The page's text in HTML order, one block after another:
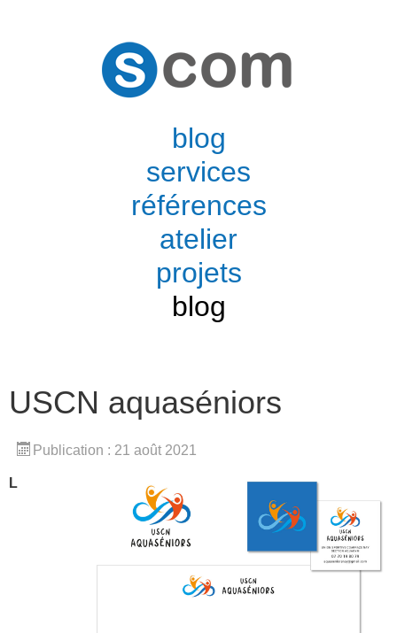
blog
services
références
atelier
projets
blog
USCN aquaséniors
Publication : 21 août 2021
L